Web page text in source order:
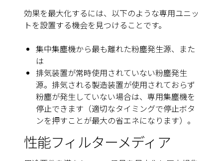
効果を最大化するには、以下のような専用ユニッ
トを設置する機会を見つけることです。
集中集塵機から最も離れた粉塵発生源、また
は
排気装置が常時使用されていない粉塵発生
源。排気される製造装置が使用されておらず
粉塵が発生していない場合は、専用集塵機を
停止できます（適切なタイミングで停止ボタ
ンを押すことが最大の省エネになります）。
性能フィルターメディア